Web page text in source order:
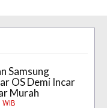
Samsung
OS Demi Incar
Murah